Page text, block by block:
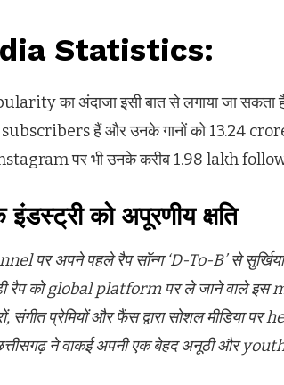
Statistics:
का अंदाजा इसी बात से लगाया जा
हैं और उनके गानों को 13.24
पर भी उनके करीब 1.98 lakh
इंडस्ट्री को अपूरणीय क्षति
पर अपने पहले रैप सॉन्ग ‘D-To-B’ से
रैप को global platform पर ले जाने वाले
संगीत प्रेमियों और फैंस द्वारा सोशल मीडिया
छत्तीसगढ़ ने वाकई अपनी एक बेहद अनूठी और